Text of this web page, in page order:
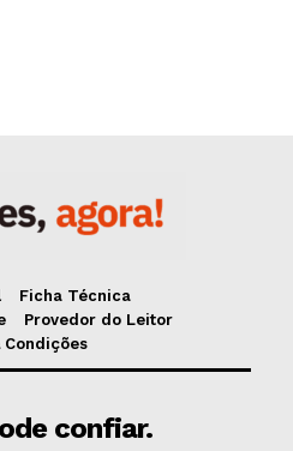
Ficha Técnica
Provedor do Leitor
Condições
confiar.